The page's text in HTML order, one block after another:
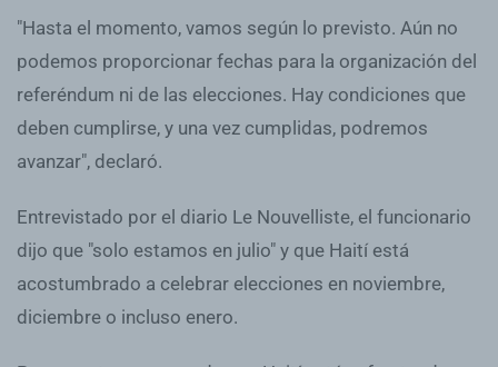
"Hasta el momento, vamos según lo previsto. Aún no
podemos proporcionar fechas para la organización del
referéndum ni de las elecciones. Hay condiciones que
deben cumplirse, y una vez cumplidas, podremos
avanzar", declaró.
Entrevistado por el diario Le Nouvelliste, el funcionario
dijo que "solo estamos en julio" y que Haití está
acostumbrado a celebrar elecciones en noviembre,
diciembre o incluso enero.